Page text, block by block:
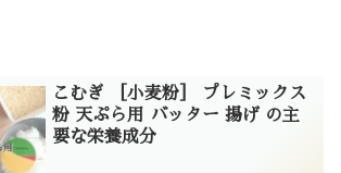
こむぎ ［小麦粉］ プレミックス
粉 天ぷら用 バッター 揚げ の主
要な栄養成分